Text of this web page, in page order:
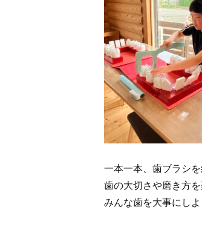
一本一本、歯ブラシ
歯の大切さや磨き方
みんな歯を大事にし